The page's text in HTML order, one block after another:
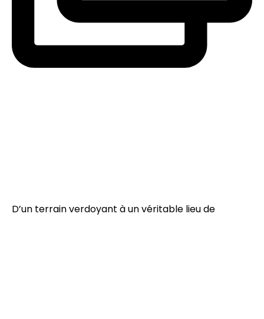
D’un terrain verdoyant à un véritable lieu de